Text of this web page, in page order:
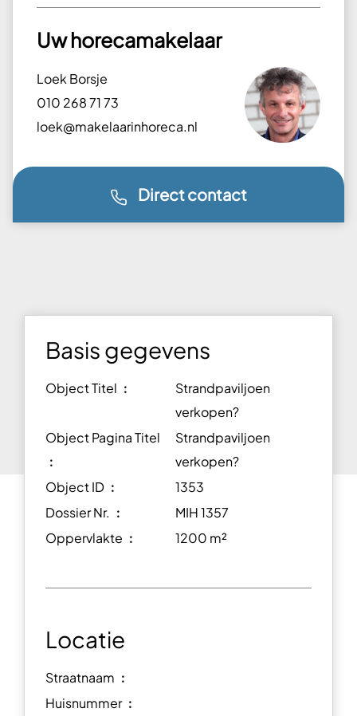
Uw horecamakelaar
Loek Borsje
010 268 71 73
loek@makelaarinhoreca.nl
Direct contact
Basis gegevens
Object Titel ︰
Strandpaviljoen
verkopen?
Object Pagina Titel
︰
Strandpaviljoen
verkopen?
Object ID ︰
1353
Dossier Nr. ︰
MIH 1357
Oppervlakte ︰
1200 m²
Locatie
Straatnaam ︰
Huisnummer ︰